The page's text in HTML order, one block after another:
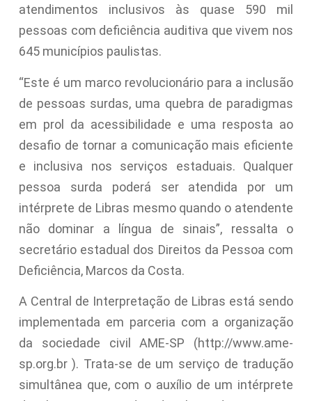
atendimentos inclusivos às quase 590 mil
pessoas com deficiência auditiva que vivem nos
645 municípios paulistas.
“Este é um marco revolucionário para a inclusão
de pessoas surdas, uma quebra de paradigmas
em prol da acessibilidade e uma resposta ao
desafio de tornar a comunicação mais eficiente
e inclusiva nos serviços estaduais. Qualquer
pessoa surda poderá ser atendida por um
intérprete de Libras mesmo quando o atendente
não dominar a língua de sinais”, ressalta o
secretário estadual dos Direitos da Pessoa com
Deficiência, Marcos da Costa.
A Central de Interpretação de Libras está sendo
implementada em parceria com a organização
da sociedade civil AME-SP (http://www.ame-
sp.org.br ). Trata-se de um serviço de tradução
simultânea que, com o auxílio de um intérprete